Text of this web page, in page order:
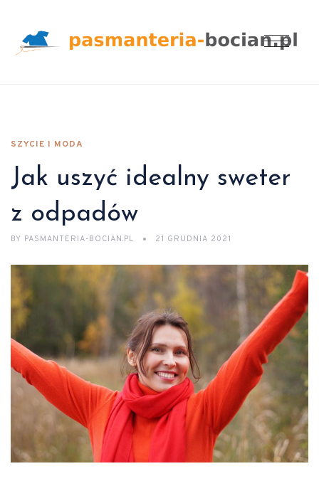
SZYCIE I MODA
Jak uszyć idealny sweter
z odpadów
BY PASMANTERIA-BOCIAN.PL 21 GRUDNIA 2021